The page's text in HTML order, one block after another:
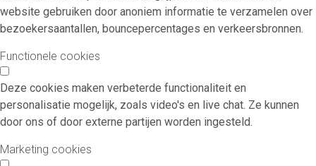
website gebruiken door anoniem informatie te verzamelen over
bezoekersaantallen, bouncepercentages en verkeersbronnen.
Functionele cookies
Deze cookies maken verbeterde functionaliteit en
personalisatie mogelijk, zoals video's en live chat. Ze kunnen
door ons of door externe partijen worden ingesteld.
Marketing cookies